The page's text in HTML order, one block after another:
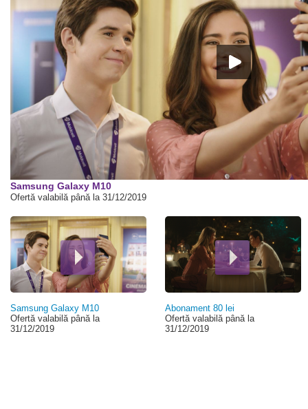
Samsung Galaxy M10
Ofertă valabilă până la 31/12/2019
Samsung Galaxy M10
Ofertă valabilă până la
31/12/2019
Abonament 80 lei
Ofertă valabilă până la
31/12/2019